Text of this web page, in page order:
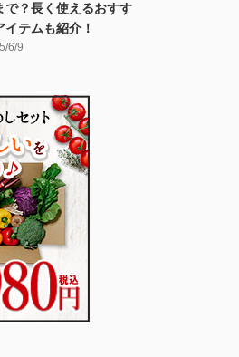
で？長く使えるおすす
イテムも紹介！
6/9